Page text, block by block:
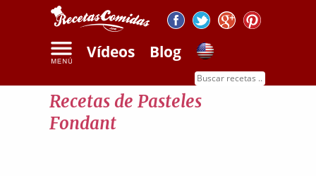
Vídeos Blog
Recetas de pasteles fondant
Recetas de Pasteles
Fondant